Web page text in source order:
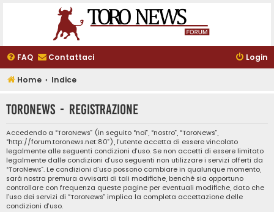
FAQ Contattaci Login
Home Indice
ToroNews - Registrazione
Accedendo a “ToroNews” (in seguito “noi”, “nostro”, “ToroNews”,
“http://forum.toronews.net:80”), l’utente accetta di essere vincolato
legalmente alle seguenti condizioni d’uso. Se non accetti di essere limitato
legalmente dalle condizioni d’uso seguenti non utilizzare i servizi offerti da
“ToroNews”. Le condizioni d’uso possono cambiare in qualunque momento,
sarà nostra premura avvisarti di tali modifiche, benché sia opportuno
controllare con frequenza queste pagine per eventuali modifiche, dato che
l’uso dei servizi di “ToroNews” implica la completa accettazione delle
condizioni d’uso.